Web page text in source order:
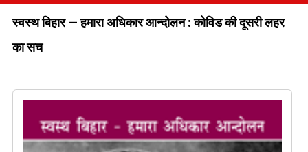
स्वस्थ बिहार — हमारा अधिकार आन्दोलन : कोविड की दूसरी लहर
का सच